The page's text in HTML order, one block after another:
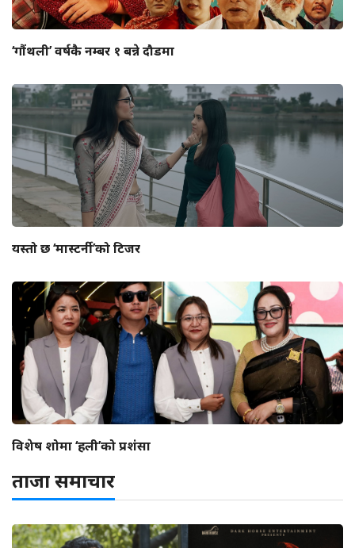
‘गौंथली’ वर्षकै नम्बर १ बन्ने दौडमा
यस्तो छ ‘मास्टर्नी’को टिजर
विशेष शोमा ‘हली’को प्रशंसा
ताजा समाचार